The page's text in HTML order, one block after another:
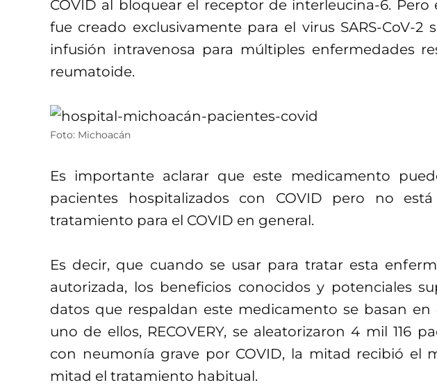
COVID al bloquear el receptor de interleucina-6.
fue creado exclusivamente para el virus SARS-CoV-2
infusión intravenosa para múltiples enfermedades
reumatoide.
Foto: Michoacán
Es importante aclarar que este medicamento
pacientes hospitalizados con COVID pero no
tratamiento para el COVID en general.
Es decir, que cuando se usar para tratar esta
autorizada, los beneficios conocidos y potenciales
datos que respaldan este medicamento se basan en
uno de ellos, RECOVERY, se aleatorizaron 4 mil 116
con neumonía grave por COVID, la mitad recibió el
mitad el tratamiento habitual.